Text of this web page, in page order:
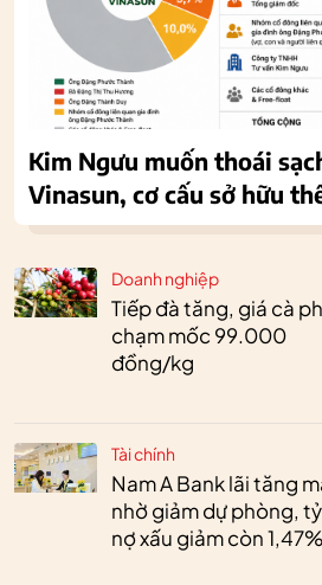
Doanh nghiệp
Tiếp đà tăng, giá cà
chạm mốc 99.000
đồng/kg
Tài chính
Nam A Bank lãi tăng
nhờ giảm dự phòng,
nợ xấu giảm còn 1,47%
Kim Ngưu muốn thoái
Vinasun, cơ cấu sở hữu